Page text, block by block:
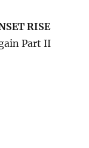
RISE
Part II